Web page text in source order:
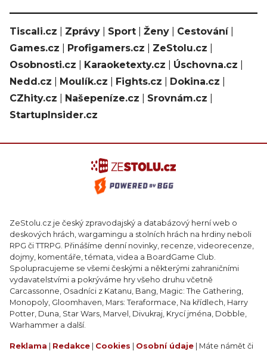
Tiscali.cz Zprávy Sport Ženy Cestování|
Games.cz
Profigamers.cz ZeStolu.cz
Osobnosti.cz
Karaoketexty.cz Úschovna.cz
Nedd.cz
Moulík.cz Fights.cz Dokina.cz
CZhity.cz
Našepeníze.cz Srovnám.cz
StartupInsider.cz
ZeStolu.cz je český zpravodajský a databázový herní web o
deskových hrách, wargamingu a stolních hrách na hrdiny neboli
RPG či TTRPG. Přinášíme denní novinky, recenze, videorecenze,
dojmy, komentáře, témata, videa a BoardGame Club.
Spolupracujeme se všemi českými a některými zahraničními
vydavatelstvími a pokrýváme hry všeho druhu včetně
Carcassonne, Osadníci z Katanu, Bang, Magic: The Gathering,
Monopoly, Gloomhaven, Mars: Teraformace, Na křídlech, Harry
Potter, Duna, Star Wars, Marvel, Divukraj, Krycí jména, Dobble,
Warhammer a další.
Reklama Redakce Cookies Osobní údaje | Máte námět či